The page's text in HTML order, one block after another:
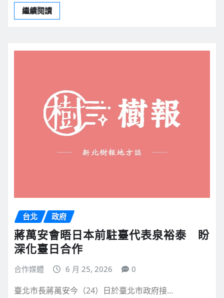
繼續閱讀
台北 政府
蔣萬安會晤日本前駐臺代表泉裕泰 盼
深化臺日合作
合作媒體 6 月 25, 2026 0
臺北市長蔣萬安今（24）日於臺北市政府接…